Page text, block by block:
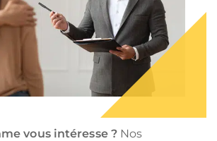
vous intéresse ?Nos